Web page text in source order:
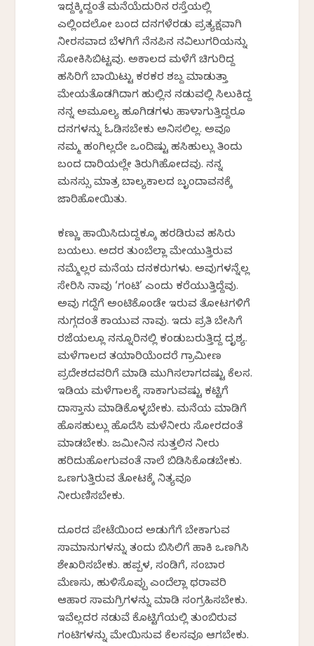
ಇದ್ದಕ್ಕಿದ್ದಂತೆ ಮನೆಯೆದುರಿನ ರಸ್ತೆಯಲ್ಲಿ
ಎಲ್ಲಿಂದಲೋ ಬಂದ ದನಗಳೆರಡು ಪ್ರತ್ಯಕ್ಷವಾಗಿ
ನೀರಸವಾದ ಬೆಳಗಿಗೆ ನೆನಪಿನ ನವಿಲುಗರಿಯನ್ನು
ಸೋಕಿಸಿಬಿಟ್ಟವು. ಅಕಾಲದ ಮಳೆಗೆ ಚಿಗುರಿದ್ದ
ಹಸಿರಿಗೆ ಬಾಯಿಟ್ಟು ಕರಕರ ಶಬ್ದ ಮಾಡುತ್ತಾ
ಮೇಯತೊಡಗಿದಾಗ ಹುಲ್ಲಿನ ನಡುವಲ್ಲಿ ಸಿಲುಕಿದ್ದ
ನನ್ನ ಅಮೂಲ್ಯ ಹೂಗಿಡಗಳು ಹಾಳಾಗುತ್ತಿದ್ದರೂ
ದನಗಳನ್ನು ಓಡಿಸಬೇಕು ಅನಿಸಲಿಲ್ಲ. ಅವೂ
ನಮ್ಮ ಹಂಗಿಲ್ಲದೇ ಒಂದಿಷ್ಟು ಹಸಿಹುಲ್ಲು ತಿಂದು
ಬಂದ ದಾರಿಯಲ್ಲೇ ತಿರುಗಿಹೋದವು. ನನ್ನ
ಮನಸ್ಸು ಮಾತ್ರ ಬಾಲ್ಯಕಾಲದ ಬೃಂದಾವನಕ್ಕೆ
ಜಾರಿಹೋಯಿತು.
ಕಣ್ಣು ಹಾಯಿಸಿದುದ್ದಕ್ಕೂ ಹರಡಿರುವ ಹಸಿರು
ಬಯಲು. ಅದರ ತುಂಬೆಲ್ಲಾ ಮೇಯುತ್ತಿರುವ
ನಮ್ಮೆಲ್ಲರ ಮನೆಯ ದನಕರುಗಳು. ಅವುಗಳನ್ನೆಲ್ಲ
ಸೇರಿಸಿ ನಾವು ‘ಗಂಟಿ’ ಎಂದು ಕರೆಯುತ್ತಿದ್ದೆವು.
ಅವು ಗದ್ದೆಗೆ ಅಂಟಿಕೊಂಡೇ ಇರುವ ತೋಟಗಳಿಗೆ
ನುಗ್ಗದಂತೆ ಕಾಯುವ ನಾವು. ಇದು ಪ್ರತಿ ಬೇಸಿಗೆ
ರಜೆಯಲ್ಲೂ ನನ್ನೂರಿನಲ್ಲಿ ಕಂಡುಬರುತ್ತಿದ್ದ ದೃಶ್ಯ.
ಮಳೆಗಾಲದ ತಯಾರಿಯೆಂದರೆ ಗ್ರಾಮೀಣ
ಪ್ರದೇಶದವರಿಗೆ ಮಾಡಿ ಮುಗಿಸಲಾಗದಷ್ಟು ಕೆಲಸ.
ಇಡಿಯ ಮಳೆಗಾಲಕ್ಕೆ ಸಾಕಾಗುವಷ್ಟು ಕಟ್ಟಿಗೆ
ದಾಸ್ತಾನು ಮಾಡಿಕೊಳ್ಳಬೇಕು. ಮನೆಯ ಮಾಡಿಗೆ
ಹೊಸಹುಲ್ಲು ಹೊದೆಸಿ ಮಳೆನೀರು ಸೋರದಂತೆ
ಮಾಡಬೇಕು. ಜಮೀನಿನ ಸುತ್ತಲಿನ ನೀರು
ಹರಿದುಹೋಗುವಂತೆ ನಾಲೆ ಬಿಡಿಸಿಕೊಡಬೇಕು.
ಒಣಗುತ್ತಿರುವ ತೋಟಕ್ಕೆ ನಿತ್ಯವೂ
ನೀರುಣಿಸಬೇಕು.
ದೂರದ ಪೇಟೆಯಿಂದ ಅಡುಗೆಗೆ ಬೇಕಾಗುವ
ಸಾಮಾನುಗಳನ್ನು ತಂದು ಬಿಸಿಲಿಗೆ ಹಾಕಿ ಒಣಗಿಸಿ
ಶೇಖರಿಸಬೇಕು. ಹಪ್ಪಳ, ಸಂಡಿಗೆ, ಸಂಬಾರ
ಮೆಣಸು, ಹುಳಿಸೊಪ್ಪು ಎಂದೆಲ್ಲಾ ಥರಾವರಿ
ಆಹಾರ ಸಾಮಗ್ರಿಗಳನ್ನು ಮಾಡಿ ಸಂಗ್ರಹಿಸಬೇಕು.
ಇವೆಲ್ಲದರ ನಡುವೆ ಕೊಟ್ಟಿಗೆಯಲ್ಲಿ ತುಂಬಿರುವ
ಗಂಟಿಗಳನ್ನು ಮೇಯಿಸುವ ಕೆಲಸವೂ ಆಗಬೇಕು.